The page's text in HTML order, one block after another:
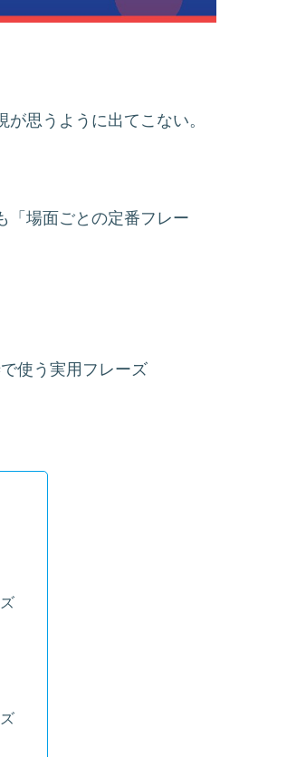
思うように出てこない。
「場面ごとの定番フレー
使う実用フレーズ